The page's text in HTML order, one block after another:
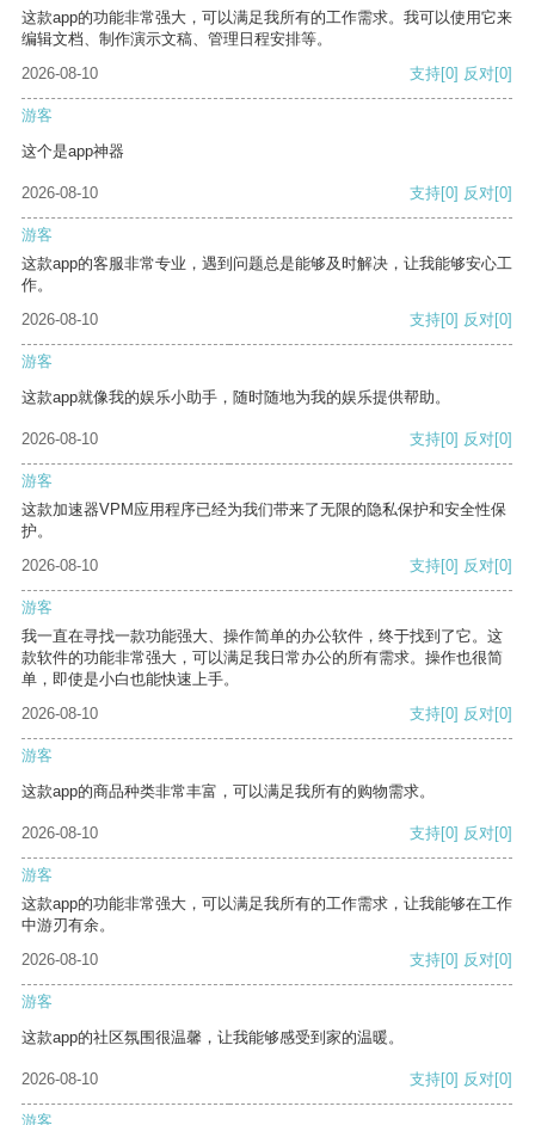
这款app的功能非常强大，可以满足我所有的工作需求。我可以使用它来
编辑文档、制作演示文稿、管理日程安排等。
2026-08-10
支持[0] 反对[0]
游客
这个是app神器
2026-08-10 支持[0] 反对[0]
游客
这款app的客服非常专业，遇到问题总是能够及时解决，让我能够安心工
作。
2026-08-10
支持[0] 反对[0]
游客
这款app就像我的娱乐小助手，随时随地为我的娱乐提供帮助。
2026-08-10 支持[0] 反对[0]
游客
这款加速器VPM应用程序已经为我们带来了无限的隐私保护和安全性保
护。
2026-08-10
支持[0] 反对[0]
游客
我一直在寻找一款功能强大、操作简单的办公软件，终于找到了它。这
款软件的功能非常强大，可以满足我日常办公的所有需求。操作也很简
单，即使是小白也能快速上手。
2026-08-10
支持[0] 反对[0]
游客
这款app的商品种类非常丰富，可以满足我所有的购物需求。
2026-08-10 支持[0] 反对[0]
游客
这款app的功能非常强大，可以满足我所有的工作需求，让我能够在工作
中游刃有余。
2026-08-10
支持[0] 反对[0]
游客
这款app的社区氛围很温馨，让我能够感受到家的温暖。
2026-08-10 支持[0] 反对[0]
游客